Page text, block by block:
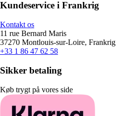
Kundeservice i Frankrig
Kontakt os
11 rue Bernard Maris
37270 Montlouis-sur-Loire, Frankrig
+33 1 86 47 62 58
Sikker betaling
Køb trygt på vores side